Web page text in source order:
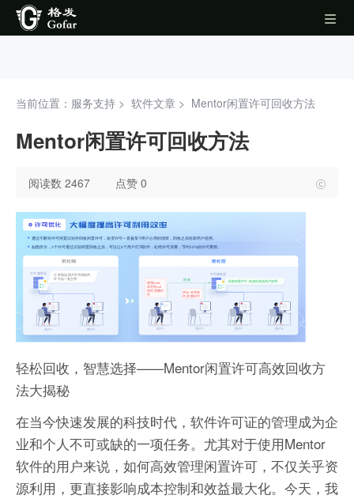
当前位置：服务支持 > 软件文章 > Mentor闲置许可回收方法
Mentor闲置许可回收方法
阅读数 2467 点赞 0
轻松回收，智慧选择——Mentor闲置许可高效回收方
法大揭秘
在当今快速发展的科技时代，软件许可证的管理成为企
业和个人不可或缺的一项任务。尤其对于使用Mentor
软件的用户来说，如何高效管理闲置许可，不仅关乎资
源利用，更直接影响成本控制和效益最大化。今天，我